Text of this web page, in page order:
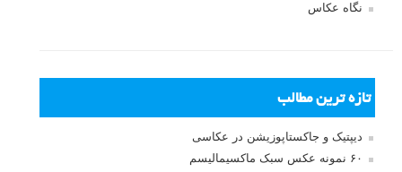
نگاه عکاس
تازه ترین مطالب
دیپتیک و جاکستا‌پوزیشن در عکاسی
۶۰ نمونه عکس سبک ماکسیمالیسم